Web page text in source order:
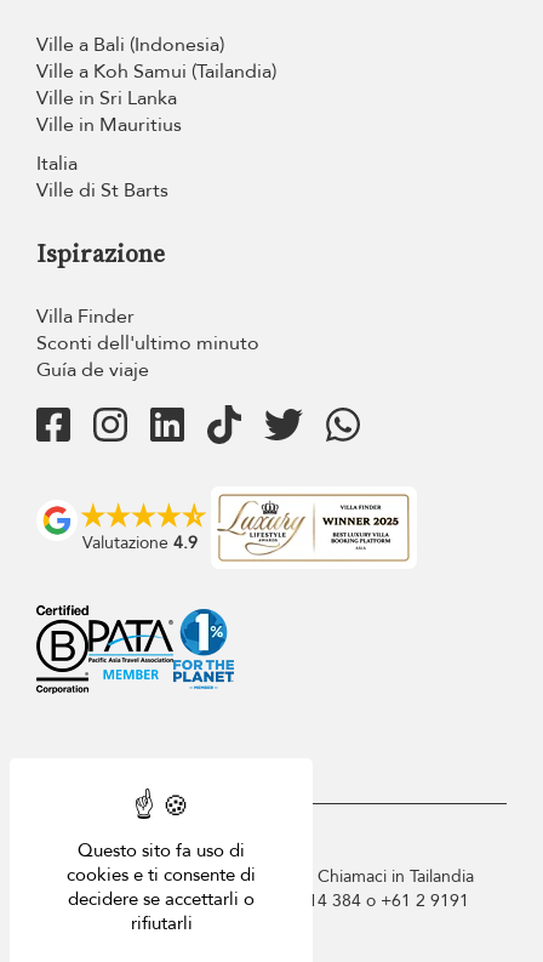
Ville a Bali (Indonesia)
Ville a Koh Samui (Tailandia)
Ville in Sri Lanka
Ville in Mauritius
Italia
Ville di St Barts
Ispirazione
Villa Finder
Sconti dell'ultimo minuto
Guía de viaje
Valutazione 4.9
USD $ it Italiano
Copyright © 2026 Villa-Phuket.com. Chiamaci in Tailandia
+66 60 003 5911 / Australia 1300 014 384 o +61 2 9191
7419 / Singapore +65 6871 8993.
Questo sito fa uso di
cookies e ti consente di
decidere se accettarli o
rifiutarli